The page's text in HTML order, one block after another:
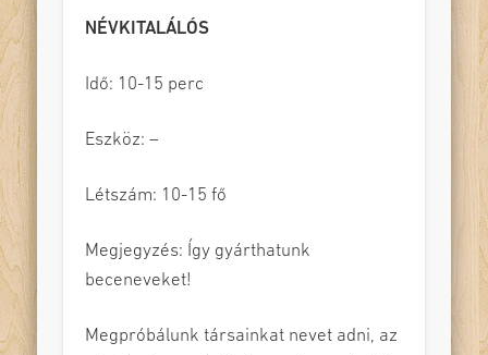
NÉVKITALÁLÓS
Idő: 10-15 perc
Eszköz: –
Létszám: 10-15 fő
Megjegyzés: Így gyárthatunk
beceneveket!
Megpróbálunk társainkat nevet adni, az